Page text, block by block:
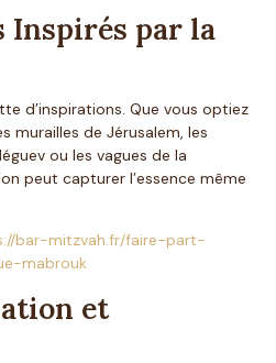
Inspirés par la
d’inspirations. Que vous optiez
murailles de Jérusalem, les
ou les vagues de la
peut capturer l’essence même
bar-mitzvah.fr/faire-part-
mabrouk
et